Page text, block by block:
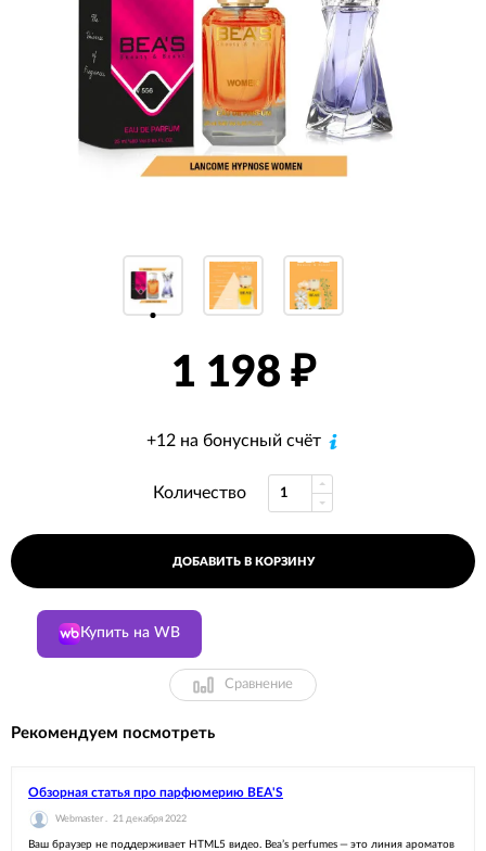
1 198 ₽
+12 на бонусный счёт
Количество
ДОБАВИТЬ В КОРЗИНУ
Купить на WB
Сравнение
Рекомендуем посмотреть
Обзорная статья про парфюмерию BEA'S
Webmaster . 21 декабря 2022
Ваш браузер не поддерживает HTML5 видео. Bea’s perfumes — это линия ароматов